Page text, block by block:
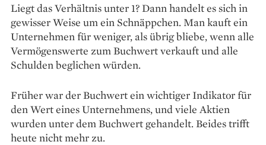
Liegt das Verhältnis unter 1? Dann handelt es sich in
gewisser Weise um ein Schnäppchen. Man kauft ein
Unternehmen für weniger, als übrig bliebe, wenn alle
Vermögenswerte zum Buchwert verkauft und alle
Schulden beglichen würden.
Früher war der Buchwert ein wichtiger Indikator für
den Wert eines Unternehmens, und viele Aktien
wurden unter dem Buchwert gehandelt. Beides trifft
heute nicht mehr zu.